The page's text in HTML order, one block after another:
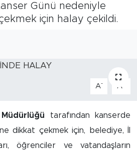
Günü nedeniyle
için halay çekildi.
A- A
Müdürlüğü tarafından kanserde
dikkat çekmek için, belediye, İl
öğrenciler ve vatandaşların